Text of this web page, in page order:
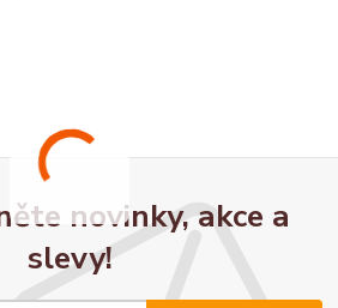
novinky, akce a
slevy!